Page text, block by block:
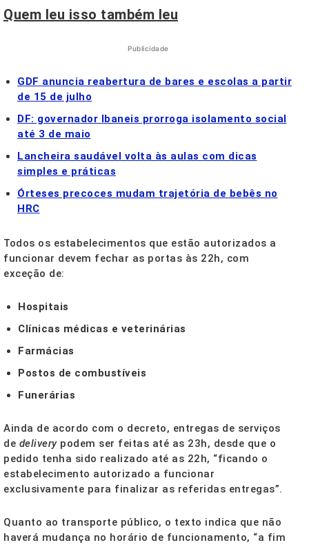
Quem leu isso também leu
Publicidade
GDF anuncia reabertura de bares e escolas a partir
de 15 de julho
DF: governador Ibaneis prorroga isolamento social
até 3 de maio
Lancheira saudável volta às aulas com dicas
simples e práticas
Órteses precoces mudam trajetória de bebês no
HRC
Todos os estabelecimentos que estão autorizados a
funcionar devem fechar as portas às 22h, com
exceção de:
Hospitais
Clínicas médicas e veterinárias
Farmácias
Postos de combustíveis
Funerárias
Ainda de acordo com o decreto, entregas de serviços
de deliverypodem ser feitas até as 23h, desde que o
pedido tenha sido realizado até as 22h, “ficando o
estabelecimento autorizado a funcionar
exclusivamente para finalizar as referidas entregas”.
Quanto ao transporte público, o texto indica que não
haverá mudança no horário de funcionamento, “a fim